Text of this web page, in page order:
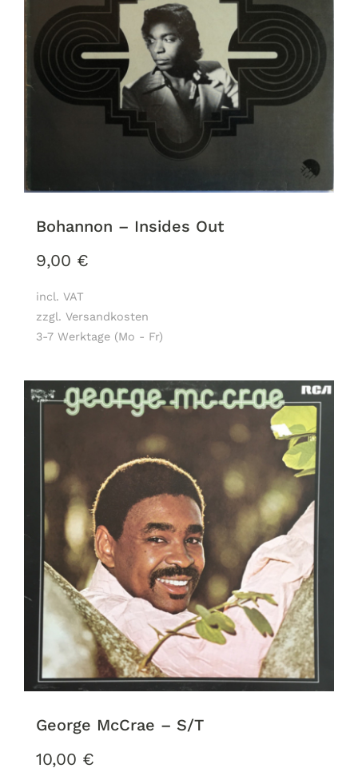
Bohannon – Insides Out
9,00 €
incl. VAT
zzgl. Versandkosten
3-7 Werktage (Mo - Fr)
George McCrae – S/T
10,00 €